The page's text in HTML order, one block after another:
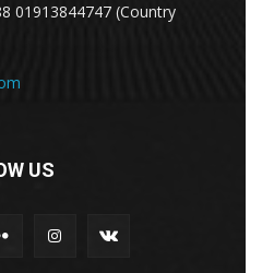
01913844747 (Country
US